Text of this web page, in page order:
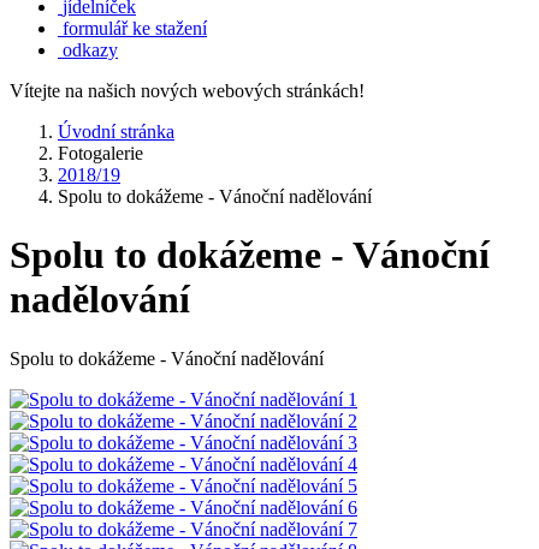
jídelníček
formulář ke stažení
odkazy
Vítejte na našich nových webových stránkách!
Úvodní stránka
Fotogalerie
2018/19
Spolu to dokážeme - Vánoční nadělování
Spolu to dokážeme - Vánoční
nadělování
Spolu to dokážeme - Vánoční nadělování